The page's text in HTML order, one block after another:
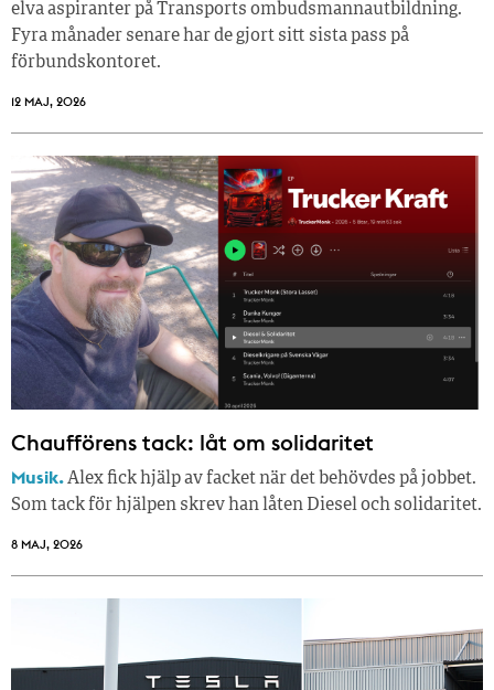
elva aspiranter på Transports ombudsmannautbildning.
Fyra månader senare har de gjort sitt sista pass på
förbundskontoret.
12 MAJ, 2026
Chaufförens tack: låt om solidaritet
Musik.Alex fick hjälp av facket när det behövdes på jobbet.
Som tack för hjälpen skrev han låten Diesel och solidaritet.
8 MAJ, 2026